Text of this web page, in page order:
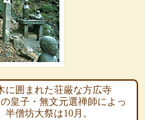
に囲まれた荘厳な方広寺
皇子・無文元選禅師によっ
僧坊大祭は10月。